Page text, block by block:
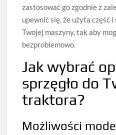
zastosować go zgodnie z
upewnić się, że użyta część
Twojej maszyny, tak aby
bezproblemowo.
Jak wybrać
sprzęgło do
traktora?
Możliwości